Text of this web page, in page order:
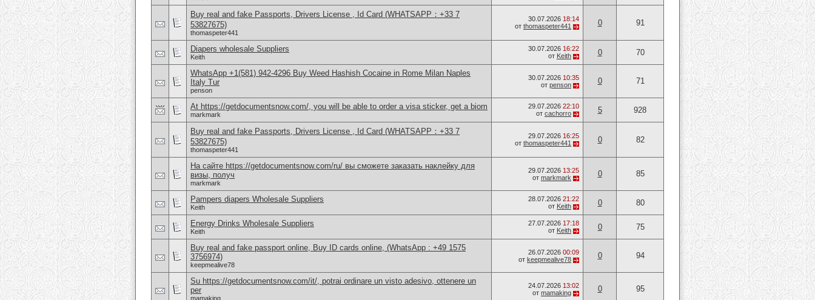
Buy real and fake Passports, Drivers License , Id Card (WHATSAPP：+33 7
53827675)
thomaspeter441
30.07.2026 18:14
от thomaspeter441 0 91
Diapers wholesale Suppliers
Keith
30.07.2026 16:22
от Keith 0 70
WhatsApp +1(581) 942-4296 Buy Weed Hashish Cocaine in Rome Milan Naples
Italy Tur
penson
30.07.2026 10:35
от penson 0 71
At https://getdocumentsnow.com/, you will be able to order a visa sticker, get a biom
markmark
29.07.2026 22:10
от cachorro 5 928
Buy real and fake Passports, Drivers License , Id Card (WHATSAPP：+33 7
53827675)
thomaspeter441
29.07.2026 16:25
от thomaspeter441 0 82
На сайте https://getdocumentsnow.com/ru/ вы сможете заказать наклейку для
визы, получ
markmark
29.07.2026 13:25
от markmark 0 85
Pampers diapers Wholesale Suppliers
Keith
28.07.2026 21:22
от Keith 0 80
Energy Drinks Wholesale Suppliers
Keith
27.07.2026 17:18
от Keith 0 75
Buy real and fake passport online, Buy ID cards online, (WhatsApp : +49 1575
3756974)
keepmealive78
26.07.2026 00:09
от keepmealive78 0 94
Su https://getdocumentsnow.com/it/, potrai ordinare un visto adesivo, ottenere un
per
mamaking
24.07.2026 13:02
от mamaking 0 95